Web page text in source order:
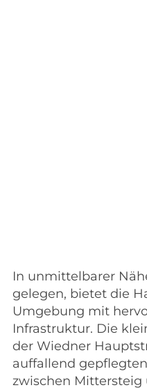
In unmittelbarer
gelegen, bietet die
Umgebung mit
Infrastruktur. Die
der Wiedner
auffallend
zwischen Mittersteig